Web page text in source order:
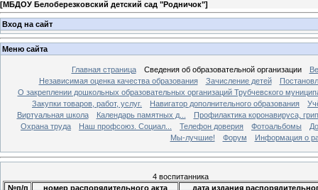
[МБДОУ Белоберезковский детский сад "Родничок"]
Вход на сайт
Меню сайта
Главная страница Сведения об образовательной организации
Независимая оценка качества образования
Зачисление детей
О закреплении дошкольных образовательных организаций Трубчевского
Закупки товаров, работ, услуг.
Навигатор дополнительного образования
Виртуальная школа
Календарь памятных д...
Профилактика коронавируса,
Охрана труда
Наш профсоюз. Социал... Телефон доверия Фотоальбомы
Мы-лучшие!
Форум Информация о
4 воспитанника
№п/п
номер распорядительного акта
дата издания